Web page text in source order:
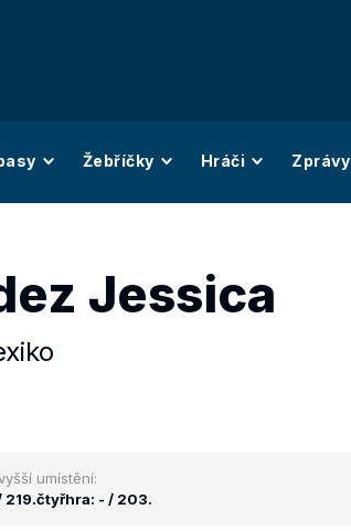
Žebříčky Hráči Zprávy
Jessica
umístění:
219.čtyřhra: - / 203.